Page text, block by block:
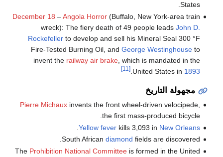
States.
December 18 –Angola Horror(Buffalo, New York-area train
wreck): The fiery death of 49 people leads John D.
Rockefellerto develop and sell his Mineral Seal 300 °F
Fire-Tested Burning Oil, and George Westinghouseto
invent the railway air brake, which is mandated in the
United States in 1893
.
[11]
مجهولة التاريخ
Pierre Michauxinvents the front wheel-driven velocipede,
the first mass-produced bicycle.
Yellow feverkills 3,093 in New Orleans
South African diamond fields are discovered.
The Prohibition National Committeeis formed in the United